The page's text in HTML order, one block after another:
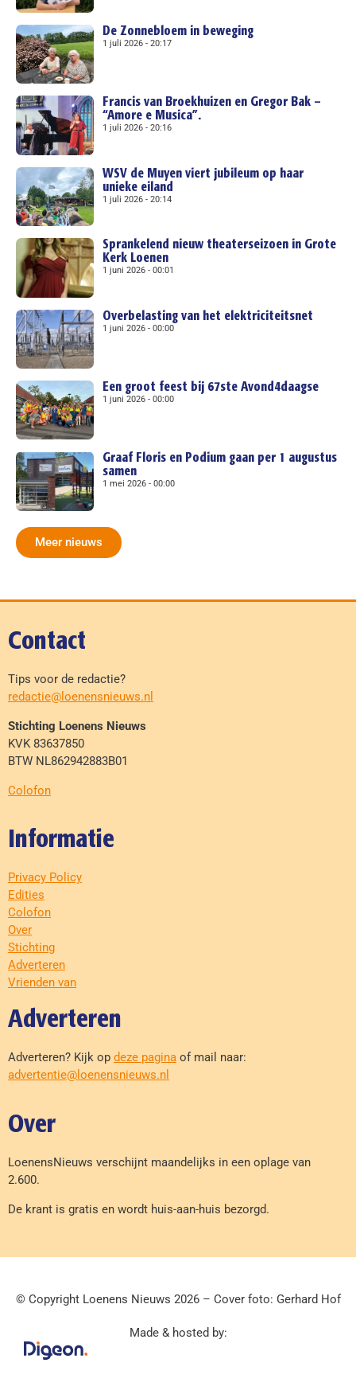
De Zonnebloem in beweging
1 juli 2026 20:17
Francis van Broekhuizen en Gregor Bak –
“Amore e Musica”.
1 juli 2026 20:16
WSV de Muyen viert jubileum op haar
unieke eiland
1 juli 2026 20:14
Sprankelend nieuw theaterseizoen in Grote
Kerk Loenen
1 juni 2026 00:01
Overbelasting van het elektriciteitsnet
1 juni 2026 00:00
Een groot feest bij 67ste Avond4daagse
1 juni 2026 00:00
Graaf Floris en Podium gaan per 1 augustus
samen
1 mei 2026 00:00
Meer nieuws
Contact
Tips voor de redactie?
redactie@loenensnieuws.nl
Stichting Loenens Nieuws
KVK 83637850
BTW NL862942883B01
Colofon
Informatie
Privacy Policy
Edities
Colofon
Over
Stichting
Adverteren
Vrienden van
Adverteren
Adverteren? Kijk op deze pagina of mail naar:
advertentie@loenensnieuws.nl
Over
LoenensNieuws verschijnt maandelijks in een oplage van
2.600.
De krant is gratis en wordt huis-aan-huis bezorgd.
© Copyright Loenens Nieuws 2026 – Cover foto: Gerhard Hof
Made & hosted by: